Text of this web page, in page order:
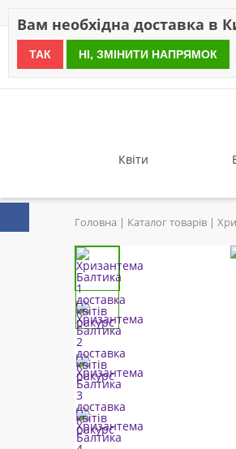
since 1999
Квіти
Головна Каталог товарів
Вам необхідна доставка в
ТАК НІ, ЗМІНИТИ НАПРЯМОК